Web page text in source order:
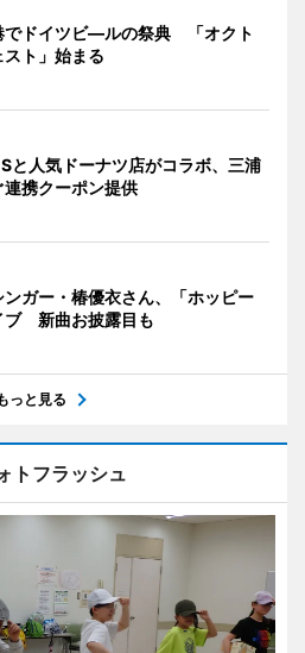
でドイツビ―ルの祭典 「オクト
ト」始まる
と人気ドーナツ店がコラボ、三浦
携クーポン提供
ガー・椿優衣さん、「ホッピー
ブ 新曲お披露目も
っと見る
トフラッシュ